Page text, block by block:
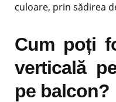
culoare, prin sădirea
Cum poți
verticală
pe balcon?